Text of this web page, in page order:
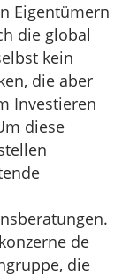
Eigentümern
die global
kein
die aber
Investieren
diese
de
die